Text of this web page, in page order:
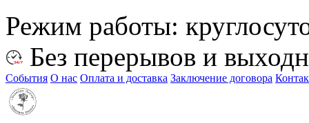
Режим работы:
Без перерывов и
События О нас Оплата и доставка Заключение договора